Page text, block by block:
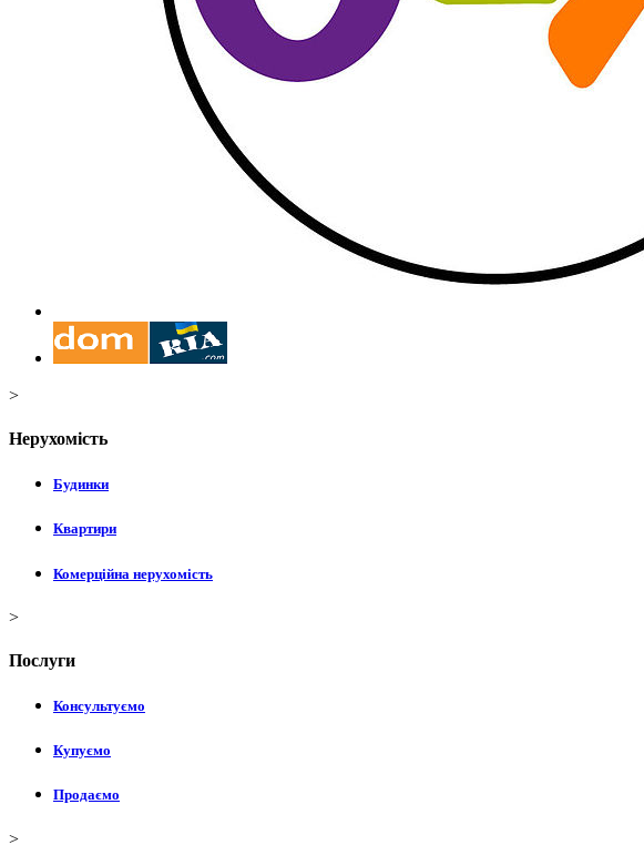
>
Нерухомість
Будинки
Квартири
Комерційна нерухомість
>
Послуги
Консультуємо
Купуємо
Продаємо
>